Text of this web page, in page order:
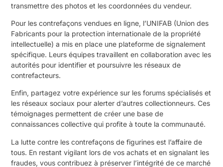
transmettre des photos et les coordonnées du vendeur.
Pour les contrefaçons vendues en ligne, l’UNIFAB (Union des
Fabricants pour la protection internationale de la propriété
intellectuelle) a mis en place une plateforme de signalement
spécifique. Leurs équipes travaillent en collaboration avec les
autorités pour identifier et poursuivre les réseaux de
contrefacteurs.
Enfin, partagez votre expérience sur les forums spécialisés et
les réseaux sociaux pour alerter d’autres collectionneurs. Ces
témoignages permettent de créer une base de
connaissances collective qui profite à toute la communauté.
La lutte contre les contrefaçons de figurines est l’affaire de
tous. En restant vigilant lors de vos achats et en signalant les
fraudes, vous contribuez à préserver l’intégrité de ce marché